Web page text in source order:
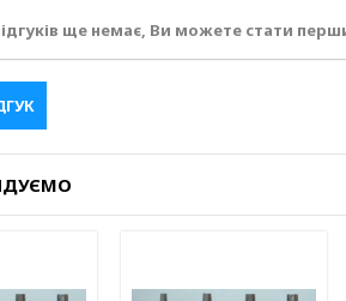
ще немає, Ви можете стати